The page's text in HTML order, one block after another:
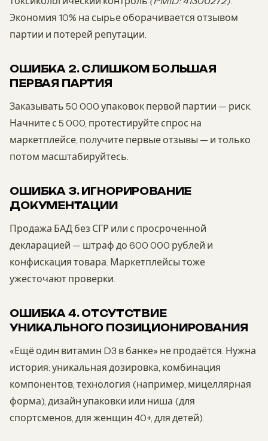
Экономия 10% на сырье оборачивается отзывом
партии и потерей репутации.
ОШИБКА 2. СЛИШКОМ БОЛЬШАЯ
ПЕРВАЯ ПАРТИЯ
Заказывать 50 000 упаковок первой партии — риск.
Начните с 5 000, протестируйте спрос на
маркетплейсе, получите первые отзывы — и только
потом масштабируйтесь.
ОШИБКА 3. ИГНОРИРОВАНИЕ
ДОКУМЕНТАЦИИ
Продажа БАД без СГР или с просроченной
декларацией — штраф до 600 000 рублей и
конфискация товара. Маркетплейсы тоже
ужесточают проверки.
ОШИБКА 4. ОТСУТСТВИЕ
УНИКАЛЬНОГО ПОЗИЦИОНИРОВАНИЯ
«Ещё один витамин D3 в банке» не продаётся. Нужна
история: уникальная дозировка, комбинация
компонентов, технология (например, мицеллярная
форма), дизайн упаковки или ниша (для
спортсменов, для женщин 40+, для детей).